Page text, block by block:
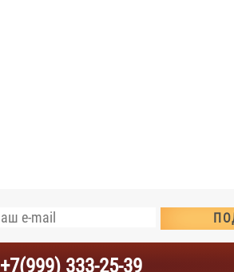
+7(999) 333-25-39